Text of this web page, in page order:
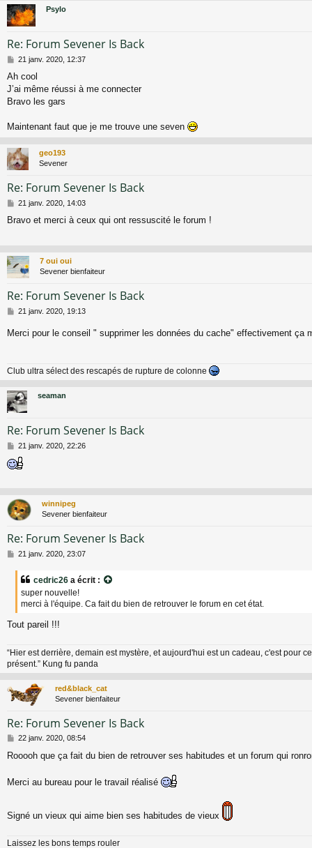
Psylo
Re: Forum Sevener Is Back
M
s
s
a
21 janv. 2020, 12:37
Ah cool
J’ai même réussi à me connecter
Bravo les gars
Maintenant faut que je me trouve une seven
geo193
Sevener
Re: Forum Sevener Is Back
M
s
g
e
21 janv. 2020, 14:03
Bravo et merci à ceux qui ont ressuscité le forum !
7 oui oui
Sevener bienfaiteur
Re: Forum Sevener Is Back
M
s
e
21 janv. 2020, 19:13
Merci pour le conseil " supprimer les données du cache" effectivement ça
Club ultra sélect des rescapés de rupture de colonne
seaman
Re: Forum Sevener Is Back
M
e
s
g
e
21 janv. 2020, 22:26
winnipeg
Sevener bienfaiteur
Re: Forum Sevener Is Back
M
e
21 janv. 2020, 23:07
cedric26 a écrit :
super nouvelle!
merci à l'équipe. Ca fait du bien de retrouver le forum en cet état.
Tout pareil !!!
“Hier est derrière, demain est mystère, et aujourd'hui est un cadeau, c'est pour
présent.” Kung fu panda
red&black_cat
Sevener bienfaiteur
Re: Forum Sevener Is Back
M
s
a
22 janv. 2020, 08:54
Rooooh que ça fait du bien de retrouver ses habitudes et un forum qui
Merci au bureau pour le travail réalisé
Signé un vieux qui aime bien ses habitudes de vieux
Laissez les bons temps rouler